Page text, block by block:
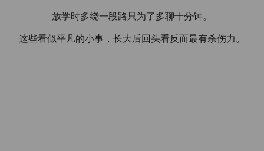
放学时多绕一段路只为了多聊十分钟。
这些看似平凡的小事，长大后回头看反而最有杀伤力。